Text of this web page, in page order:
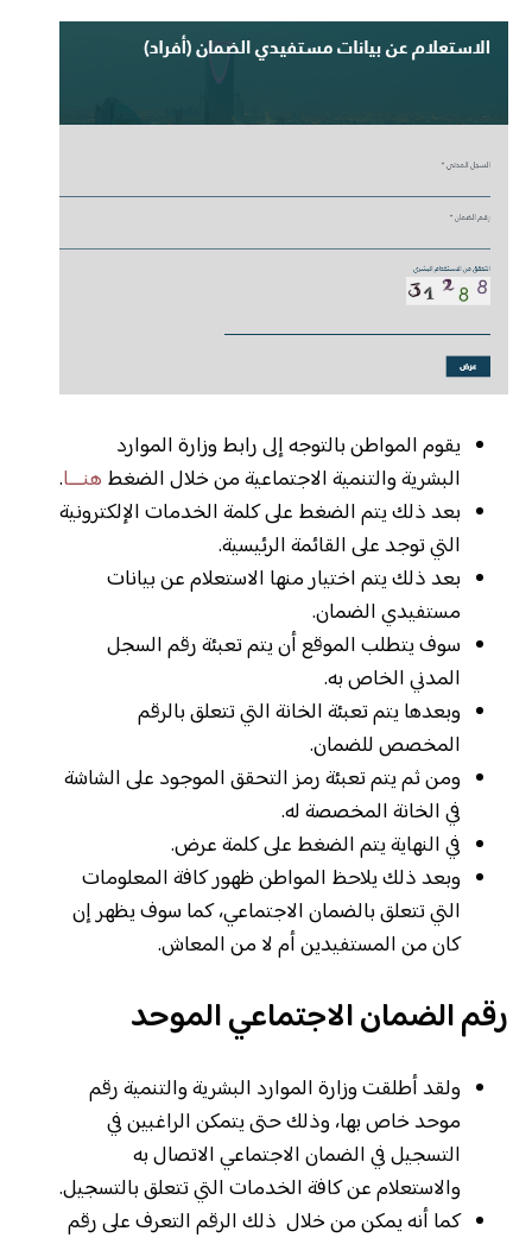
يقوم المواطن بالتوجه إلى رابط وزارة الموارد
البشرية والتنمية الاجتماعية من خلال الضغط هنـــا.
بعد ذلك يتم الضغط على كلمة الخدمات الإلكترونية
التي توجد على القائمة الرئيسية.
بعد ذلك يتم اختيار منها الاستعلام عن بيانات
مستفيدي الضمان.
سوف يتطلب الموقع أن يتم تعبئة رقم السجل
المدني الخاص به.
وبعدها يتم تعبئة الخانة التي تتعلق بالرقم
المخصص للضمان.
ومن ثم يتم تعبئة رمز التحقق الموجود على الشاشة
في الخانة المخصصة له.
في النهاية يتم الضغط على كلمة عرض.
وبعد ذلك يلاحظ المواطن ظهور كافة المعلومات
التي تتعلق بالضمان الاجتماعي، كما سوف يظهر إن
كان من المستفيدين أم لا من المعاش.
رقم الضمان الاجتماعي الموحد
ولقد أطلقت وزارة الموارد البشرية والتنمية رقم
موحد خاص بها، وذلك حتى يتمكن الراغبين في
التسجيل في الضمان الاجتماعي الاتصال به
والاستعلام عن كافة الخدمات التي تتعلق بالتسجيل.
كما أنه يمكن من خلال ذلك الرقم التعرف على رقم